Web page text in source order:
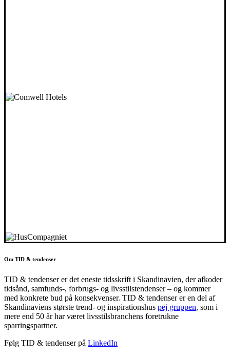
Om TID & tendenser
TID & tendenser er det eneste tidsskrift i Skandinavien, der afkoder
tidsånd, samfunds-, forbrugs- og livsstilstendenser – og kommer
med konkrete bud på konsekvenser. TID & tendenser er en del af
Skandinaviens største trend- og inspirationshus pej gruppen, som i
mere end 50 år har været livsstilsbranchens foretrukne
sparringspartner.
Følg TID & tendenser på LinkedIn